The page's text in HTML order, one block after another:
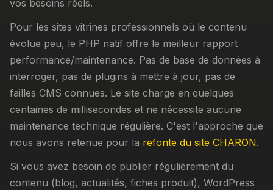
vos besoins réels.
Pour les sites vitrines professionnels où le contenu
évolue peu, le PHP natif offre le meilleur rapport
performance/maintenance. Pas de base de données à
interroger, pas de plugins à mettre à jour, pas de
failles CMS connues. Le site charge en quelques
centaines de millisecondes et ne nécessite aucune
maintenance technique régulière. C'est l'approche que
nous avons retenue pour la refonte du site CHARON.
Si vous avez besoin de publier régulièrement du
contenu (blog, actualités, fiches produit), WordPress